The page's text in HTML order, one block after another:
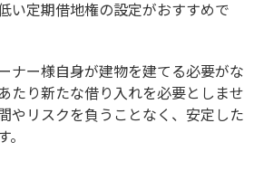
い定期借地権の設定がおすすめで
ナー様自身が建物を建てる必要がな
たり新たな借り入れを必要としませ
やリスクを負うことなく、安定した